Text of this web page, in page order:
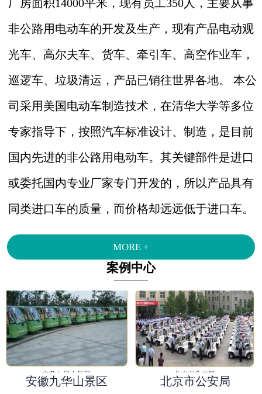
厂房面积14000平米，现有员工350人，主要从事
非公路用电动车的开发及生产，现有产品电动观
光车、高尔夫车、货车、牵引车、高空作业车，
巡逻车、垃圾清运，产品已销往世界各地。 本公
司采用美国电动车制造技术，在清华大学等多位
专家指导下，按照汽车标准设计、制造，是目前
国内先进的非公路用电动车。其关键部件是进口
或委托国内专业厂家专门开发的，所以产品具有
同类进口车的质量，而价格却远远低于进口车。
MORE +
案例中心
安徽九华山景区 北京市公安局